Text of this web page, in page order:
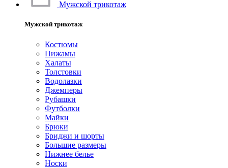
Мужской трикотаж
Мужской трикотаж
Костюмы
Пижамы
Халаты
Толстовки
Водолазки
Джемперы
Рубашки
Футболки
Майки
Брюки
Бриджи и шорты
Большие размеры
Нижнее белье
Носки